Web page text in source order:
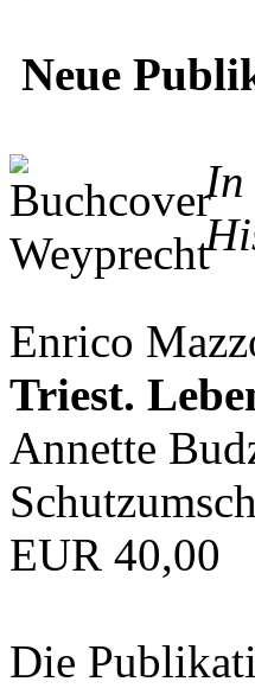
Neue
In
Enrico
Triest.
Annette
EUR 40,00
Die